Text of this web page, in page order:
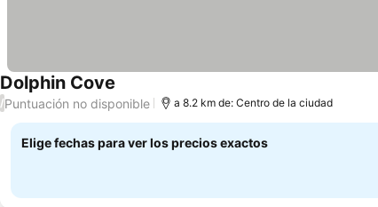
Dolphin Cove
/Puntuación no disponible a 8.2 km de: Centro de la ciudad
Elige fechas para ver los precios exactos